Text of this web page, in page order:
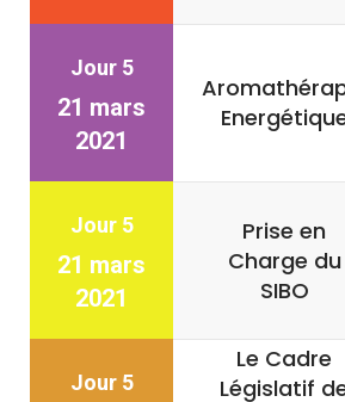
Jour 5
21 mars
2021
Jour 5
21 mars
2021
Prise en
Charge du
SIBO
Jour 5
Le Cadre
Législatif